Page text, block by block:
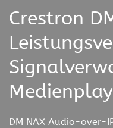
Crestron
DM NAX Audio-over-